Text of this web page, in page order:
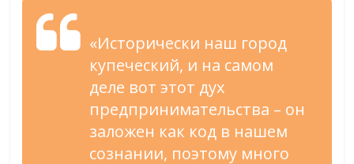
«Исторически наш город
купеческий, и на самом
деле вот этот дух
предпринимательства – он
заложен как код в нашем
сознании, поэтому много